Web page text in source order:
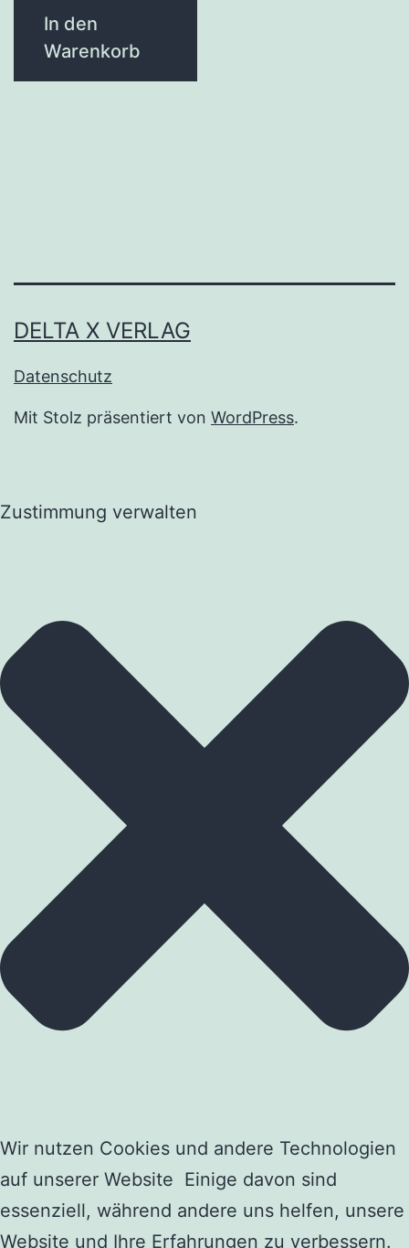
In den
Warenkorb
DELTA X VERLAG
Datenschutz
Mit Stolz präsentiert von WordPress.
Zustimmung verwalten
Wir nutzen Cookies und andere Technologien
auf unserer Website Einige davon sind
essenziell, während andere uns helfen, unsere
Website und Ihre Erfahrungen zu verbessern.